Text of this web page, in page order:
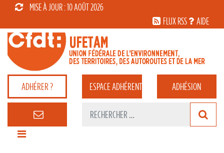
MISE À JOUR : 10 AOÛT 2026
FLUX RSS
AIDE
ADHÉRER ? ESPACEADHÉRENT ADHÉSION